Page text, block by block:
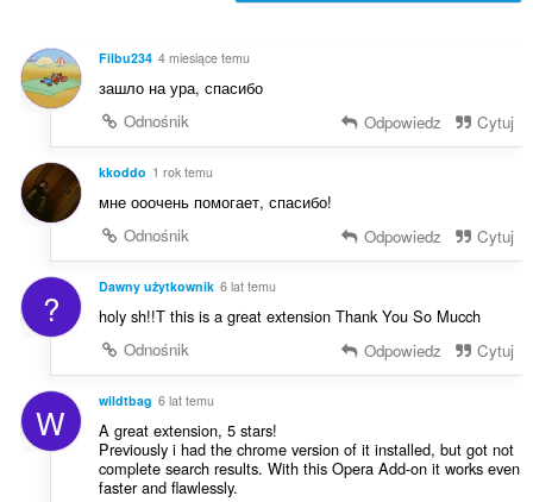
:a
c
e
n
:
Filbu234 4 miesiące temu
зашло на ура, спасибо
Odnośnik
Odpowiedz Cytuj
kkoddo 1 rok temu
мне ооочень помогает, спасибо!
Odnośnik
Odpowiedz Cytuj
? Dawny użytkownik 6 lat temu
holy sh!!T this is a great extension Thank You So Mucch
Odnośnik
Odpowiedz Cytuj
W wildtbag 6 lat temu
A great extension, 5 stars!
Previously i had the chrome version of it installed, but got not
complete search results. With this Opera Add-on it works even
faster and flawlessly.